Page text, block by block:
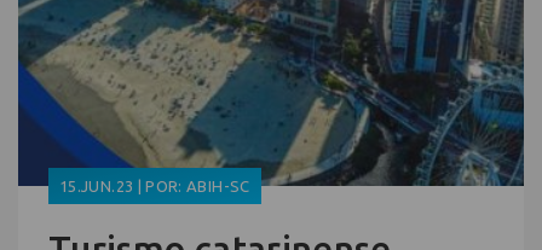
15.JUN.23 | POR: ABIH-SC